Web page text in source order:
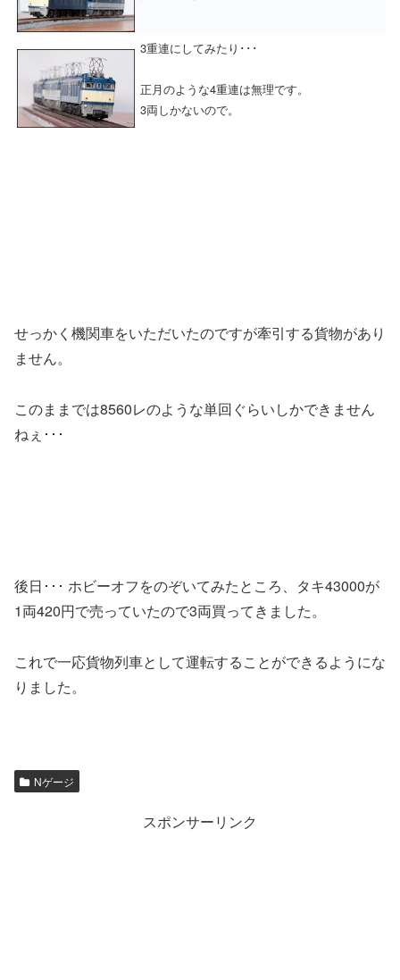
3重連にしてみたり･･･
正月のような4重連は無理です。
3両しかないので。
せっかく機関車をいただいたのですが牽引する貨物があり
ません。
このままでは8560レのような単回ぐらいしかできません
ねぇ･･･
後日･･･ ホビーオフをのぞいてみたところ、タキ43000が
1両420円で売っていたので3両買ってきました。
これで一応貨物列車として運転することができるようにな
りました。
Nゲージ
スポンサーリンク